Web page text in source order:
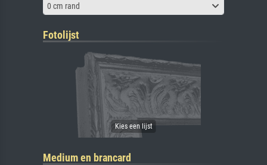
0 cm rand
Fotolijst
Medium en brancard